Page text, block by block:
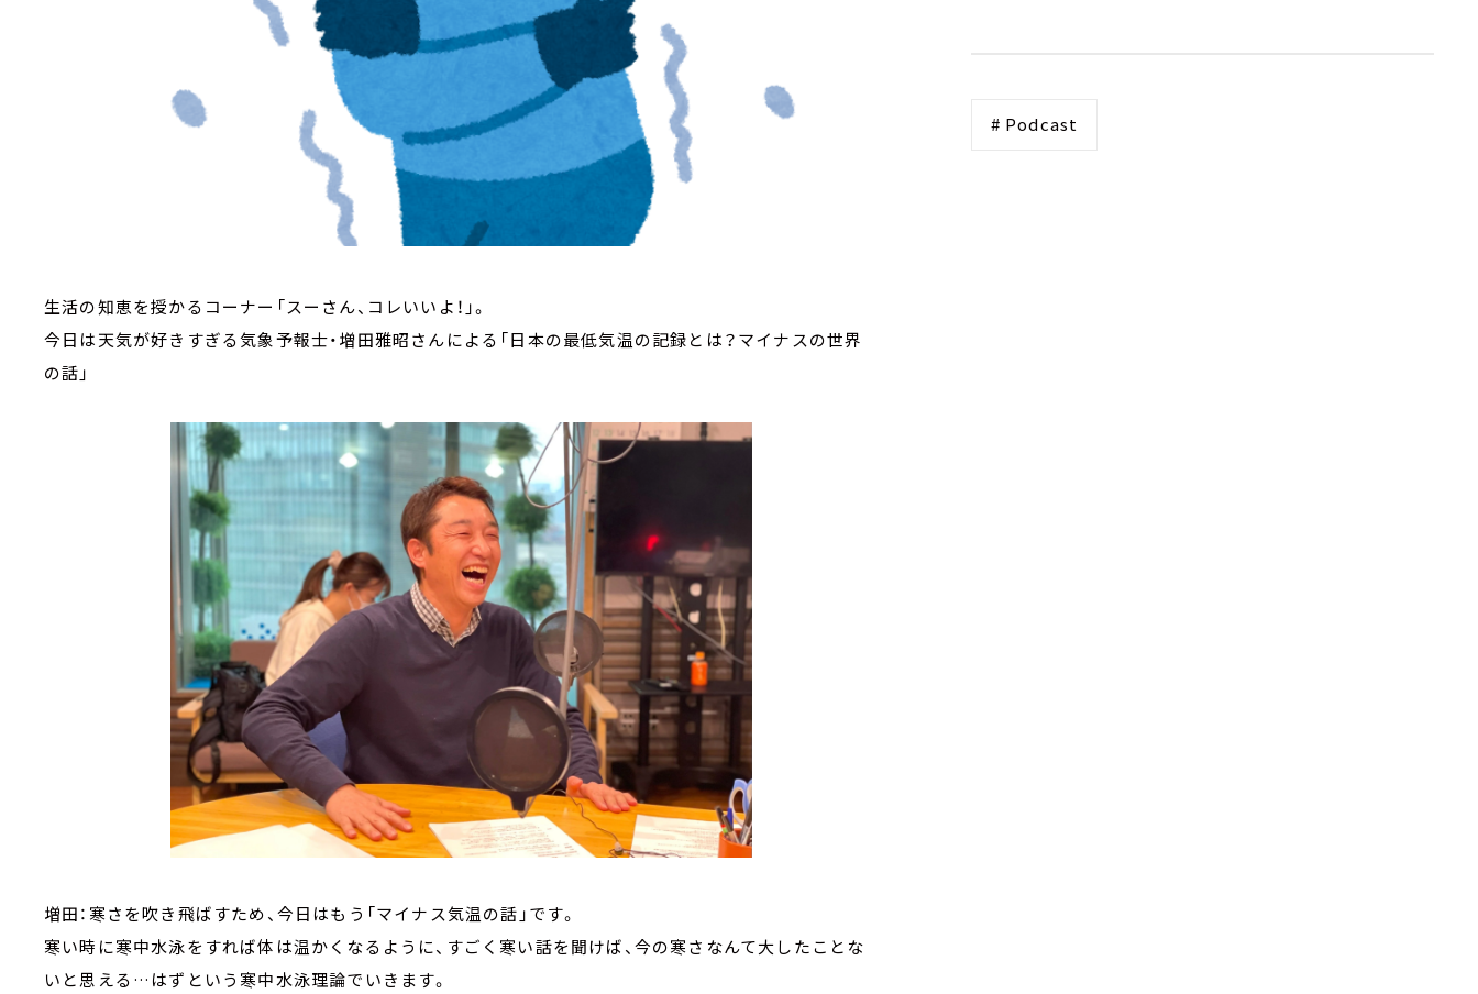
生活の知恵を授かるコーナー「スーさん、コレいいよ！」。
今日は天気が好きすぎる気象予報士・増田雅昭さんによる「日本の最低気温の記録とは？マイナスの世界
の話」
増田：寒さを吹き飛ばすため、今日はもう「マイナス気温の話」です。
寒い時に寒中水泳をすれば体は温かくなるように、すごく寒い話を聞けば、今の寒さなんて大したことな
いと思える…はずという寒中水泳理論でいきます。
# Podcast